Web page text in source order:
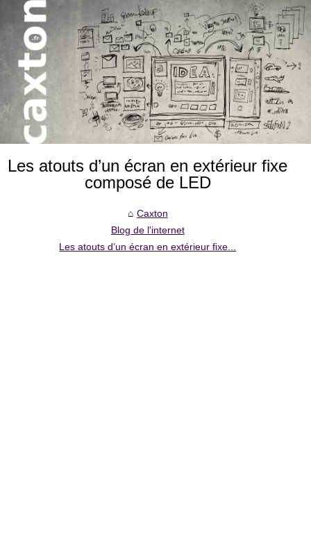
Les atouts d’un écran en extérieur fixe
composé de LED
Caxton
Blog de l'internet
Les atouts d’un écran en extérieur fixe...